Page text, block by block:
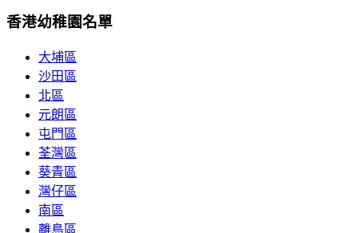
香港幼稚園名單
大埔區
沙田區
北區
元朗區
屯門區
荃灣區
葵青區
灣仔區
南區
離島區